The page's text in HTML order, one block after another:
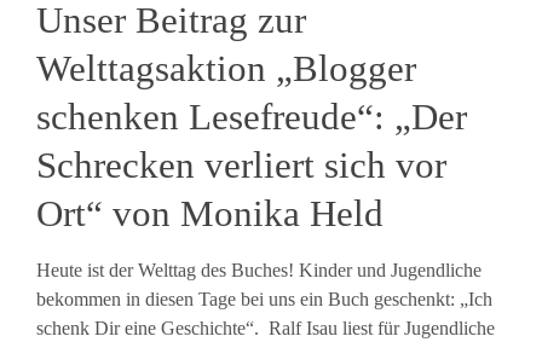
Unser Beitrag zur
Welttagsaktion „Blogger
schenken Lesefreude“: „Der
Schrecken verliert sich vor
Ort“ von Monika Held
Heute ist der Welttag des Buches! Kinder und Jugendliche
bekommen in diesen Tage bei uns ein Buch geschenkt: „Ich
schenk Dir eine Geschichte“. Ralf Isau liest für Jugendliche